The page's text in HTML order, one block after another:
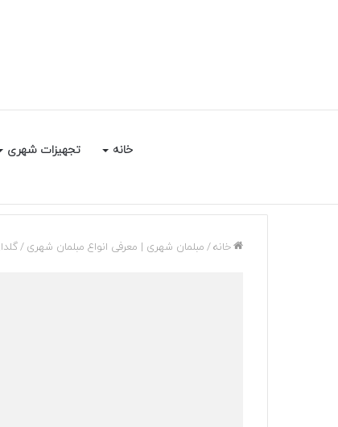
خانه تجهیزات شهری
خانه/ مبلمان شهری | معرفی انواع مبلمان شهری /